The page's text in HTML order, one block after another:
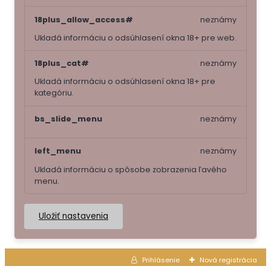
18plus_allow_access#
Ukladá informáciu o odsúhlasení okna 18+ pre web.
neznámy
18plus_cat#
Ukladá informáciu o odsúhlasení okna 18+ pre
kategóriu.
neznámy
bs_slide_menu neznámy
left_menu
Ukladá informáciu o spôsobe zobrazenia ľavého
menu.
neznámy
Uložiť nastavenia
Prihlásenie Nová registrácia